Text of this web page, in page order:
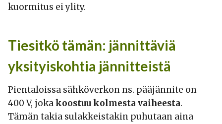
kuormitus ei ylity.
Tiesitkö tämän: jännittäviä
yksityiskohtia jännitteistä
Pientaloissa sähköverkon ns. pääjännite on
400 V, jokakoostuu kolmesta vaiheesta.
Tämän takia sulakkeistakin puhutaan aina